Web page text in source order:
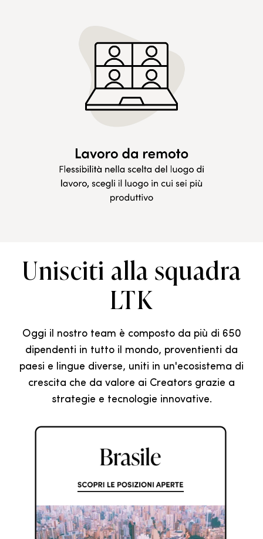
Unisciti alla squadra
LTK
Oggi il nostro team è composto da più di 650
dipendenti in tutto il mondo, proventienti da
paesi e lingue diverse, uniti in un'ecosistema di
crescita che da valore ai Creators grazie a
strategie e tecnologie innovative.